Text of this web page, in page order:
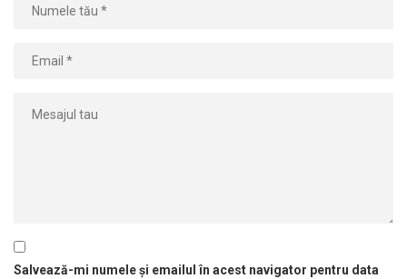
Salvează-mi numele și emailul în acest navigator pentru data